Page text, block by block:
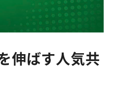
伸ばす人気共